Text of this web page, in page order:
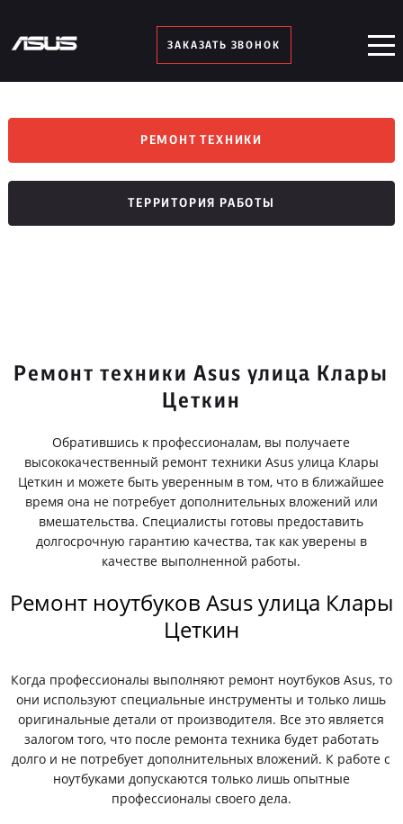
ЗАКАЗАТЬ ЗВОНОК
РЕМОНТ ТЕХНИКИ
ТЕРРИТОРИЯ РАБОТЫ
Ремонт техники Asus улица Клары
Цеткин
Обратившись к профессионалам, вы получаете
высококачественный ремонт техники Asus улица Клары
Цеткин и можете быть уверенным в том, что в ближайшее
время она не потребует дополнительных вложений или
вмешательства. Специалисты готовы предоставить
долгосрочную гарантию качества, так как уверены в
качестве выполненной работы.
Ремонт ноутбуков Asus улица Клары
Цеткин
Когда профессионалы выполняют ремонт ноутбуков Asus, то
они используют специальные инструменты и только лишь
оригинальные детали от производителя. Все это является
залогом того, что после ремонта техника будет работать
долго и не потребует дополнительных вложений. К работе с
ноутбуками допускаются только лишь опытные
профессионалы своего дела.